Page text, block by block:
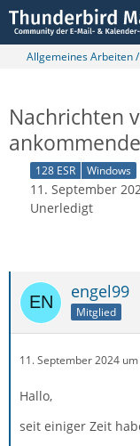
Allgemeines Arbeiten
Nachrichten
128 ESR Windows
11. September
Unerledigt
engel99
Mitglied
11. September 2024
Hallo,
seit einiger Zeit